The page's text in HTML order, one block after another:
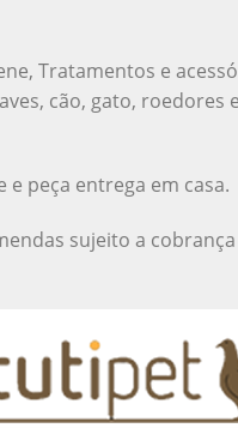
Tratamentos e
cão, gato, roedores
e peça entrega em casa.
sujeito a